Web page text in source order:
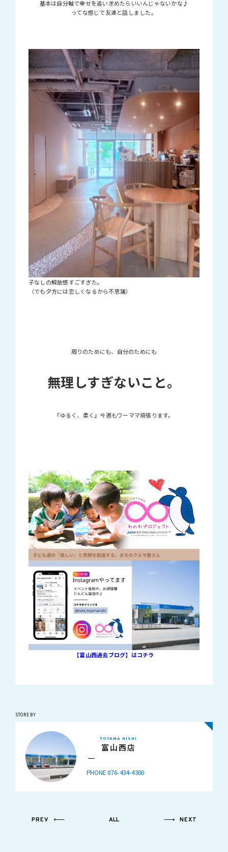
基本は自分軸で幸せを追い求めたらいいんじゃないかな♪
ってな感じで友達と話しました。
子なしの解放感すごすぎた。
（でも夕方には恋しくなるから不思議）
周りのためにも、自分のためにも
無理しすぎないこと。
『ゆるく、柔く』今週もワーママ頑張ります。
【富山西過去ブログ】はコチラ
STORE BY
TOYAMA NISHI
富山西店
PHONE 076-434-4300
PREV ALL NEXT